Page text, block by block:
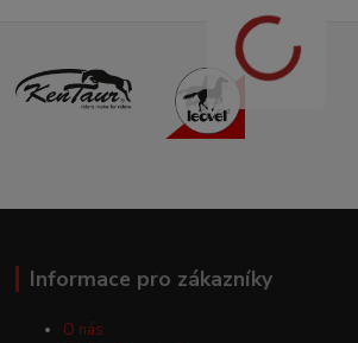
Informace pro zákazníky
O nás